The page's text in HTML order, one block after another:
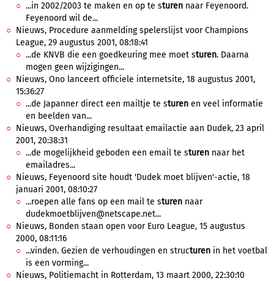
...in 2002/2003 te maken en op te sturen naar Feyenoord.
Feyenoord wil de...
Nieuws, Procedure aanmelding spelerslijst voor Champions
League, 29 augustus 2001, 08:18:41
...de KNVB die een goedkeuring mee moet sturen. Daarna
mogen geen wijzigingen...
Nieuws, Ono lanceert officiele internetsite, 18 augustus 2001,
15:36:27
...de Japanner direct een mailtje te sturen en veel informatie
en beelden van...
Nieuws, Overhandiging resultaat emailactie aan Dudek, 23 april
2001, 20:38:31
...de mogelijkheid geboden een email te sturen naar het
emailadres...
Nieuws, Feyenoord site houdt 'Dudek moet blijven'-actie, 18
januari 2001, 08:10:27
...roepen alle fans op een mail te sturen naar
dudekmoetblijven@netscape.net...
Nieuws, Bonden staan open voor Euro League, 15 augustus
2000, 08:11:16
...vinden. Gezien de verhoudingen en structuren in het voetbal
is een vorming...
Nieuws, Politiemacht in Rotterdam, 13 maart 2000, 22:30:10